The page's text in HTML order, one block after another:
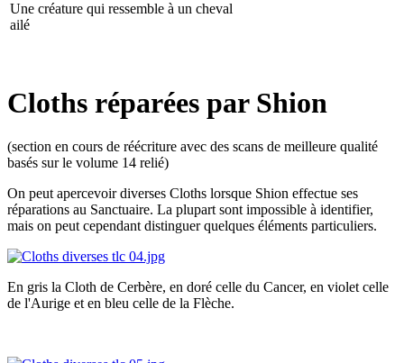
Une créature qui ressemble à un cheval
ailé
Cloths réparées par Shion
(section en cours de réécriture avec des scans de meilleure qualité
basés sur le volume 14 relié)
On peut apercevoir diverses Cloths lorsque Shion effectue ses
réparations au Sanctuaire. La plupart sont impossible à identifier,
mais on peut cependant distinguer quelques éléments particuliers.
En gris la Cloth de Cerbère, en doré celle du Cancer, en violet celle
de l'Aurige et en bleu celle de la Flèche.